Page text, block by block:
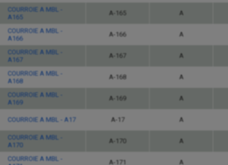
COURROIE A MBL -
A165
A-165 A
COURROIE A MBL -
A166
A-166 A
COURROIE A MBL -
A167
A-167 A
COURROIE A MBL -
A168
A-168 A
COURROIE A MBL -
A169
A-169 A
COURROIE A MBL - A17 A-17 A
COURROIE A MBL -
A170
A-170 A
COURROIE A MBL -
A-171 A